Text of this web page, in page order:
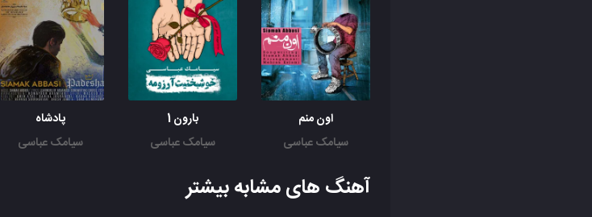
اون منم
سیامک عباسی
بارون 1
سیامک عباسی
پادشاه
سیامک عباسی
آهنگ های مشابه بیشتر